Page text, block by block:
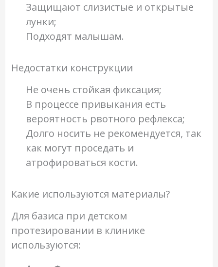
Защищают слизистые и открытые
лунки;
Подходят малышам.
Недостатки конструкции
Не очень стойкая фиксация;
В процессе привыкания есть
вероятность рвотного рефлекса;
Долго носить не рекомендуется, так
как могут проседать и
атрофироваться кости.
Какие используются материалы?
Для базиса при детском
протезировании в клинике
используются: